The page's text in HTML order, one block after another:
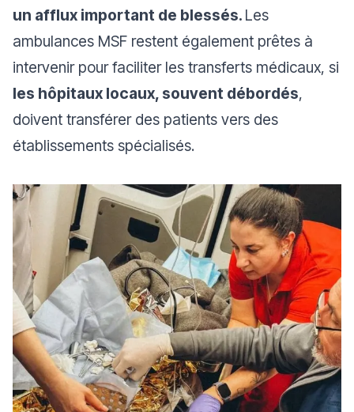
un afflux important de blessés. Les
ambulances MSF restent également prêtes à
intervenir pour faciliter les transferts médicaux, si
les hôpitaux locaux, souvent débordés,
doivent transférer des patients vers des
établissements spécialisés.